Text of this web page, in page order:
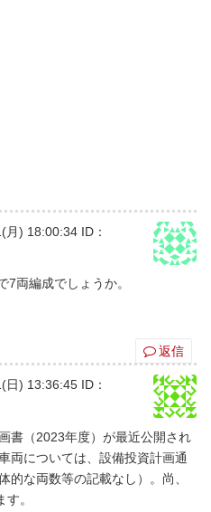
月) 18:00:34 ID：
両編成でしょうか。
返信
日) 13:36:45 ID：
書（2023年度）が最近公開され
両については、設備投資計画通
的な両数等の記載なし）。尚、
。